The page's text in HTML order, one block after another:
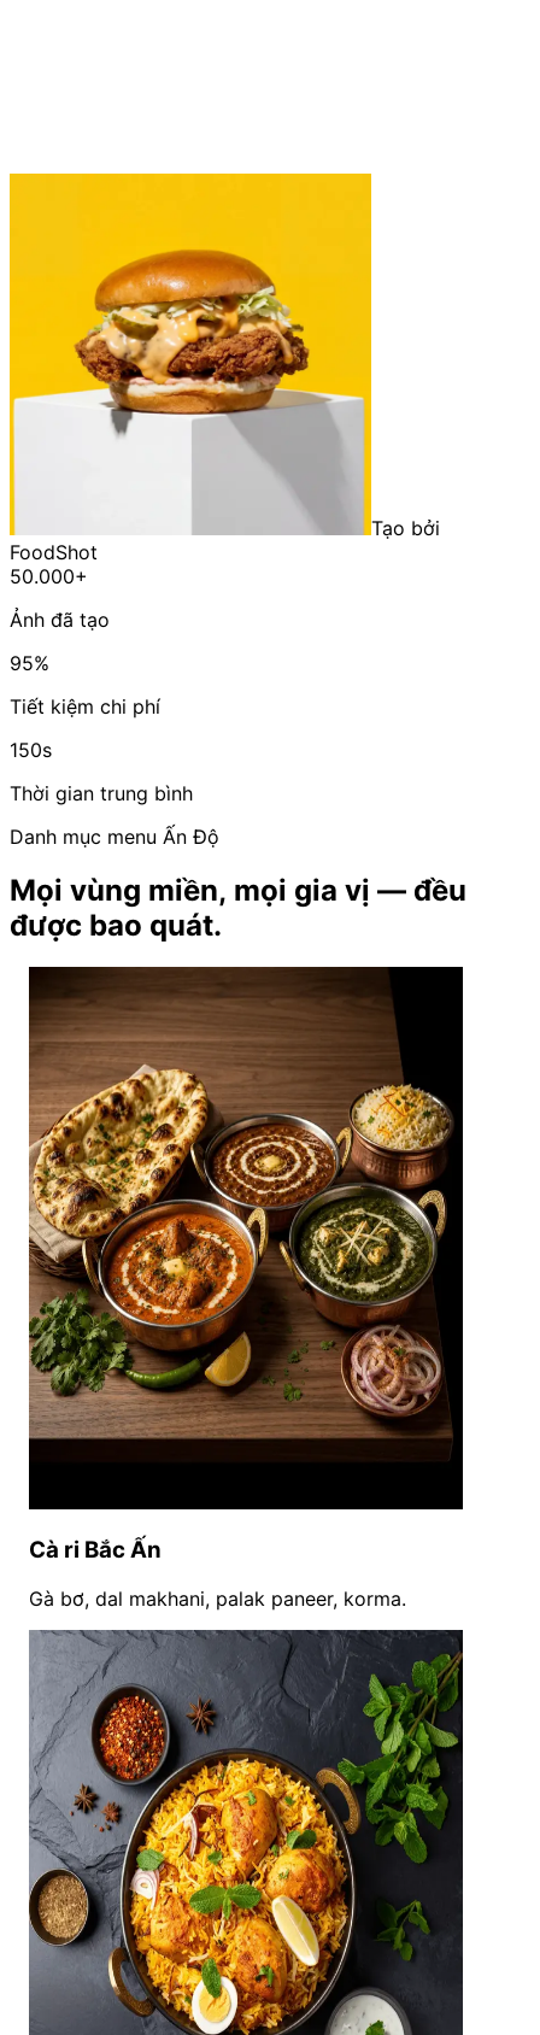
Tạo bởi
FoodShot
50.000+
Ảnh đã tạo
95%
Tiết kiệm chi phí
150s
Thời gian trung bình
Danh mục menu Ấn Độ
Mọi vùng miền, mọi gia vị — đều
được bao quát.
Cà ri Bắc Ấn
Gà bơ, dal makhani, palak paneer, korma.